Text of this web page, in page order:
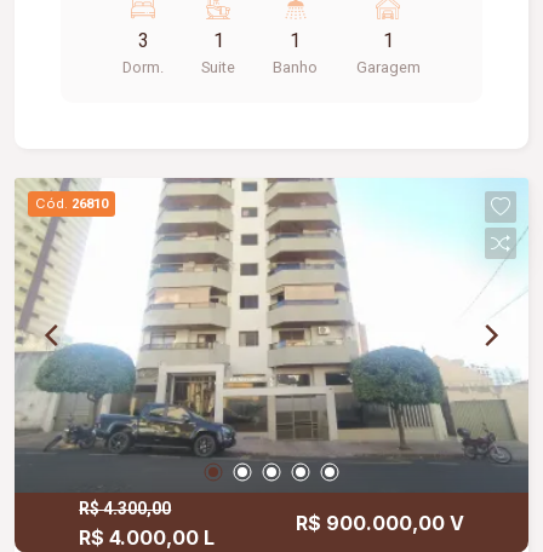
espelho, sala em 02 ambientes com sacada,
lavanderia, cozinha planejada, garagem para 01
carro, 02 elevadores, portaria 24 horas,
saída.
3
Dorm.
1
Suite
1
Banho
1
Garagem
Cód. 26810
R$ 4.300,00
R$ 4.000,00 L
R$ 900.000,00 V